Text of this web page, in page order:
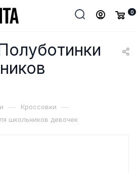
0
— Кроссовки —
школьников девочек